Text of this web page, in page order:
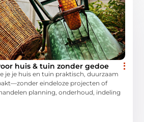
huis & tuin zonder gedoe
je je huis en tuin praktisch, duurzaam
eindeloze projecten of
planning, onderhoud, indeling